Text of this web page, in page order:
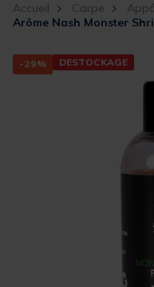
Accueil Carpe
Arôme Nash Monster
-29% DESTOCKAGE